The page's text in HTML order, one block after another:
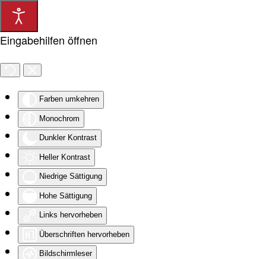
Eingabehilfen öffnen
Farben umkehren
Monochrom
Dunkler Kontrast
Heller Kontrast
Niedrige Sättigung
Hohe Sättigung
Links hervorheben
Überschriften hervorheben
Bildschirmleser
Zum Hauptinhalt springen